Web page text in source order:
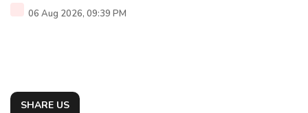
06 Aug 2026, 09:39 PM
SHARE US